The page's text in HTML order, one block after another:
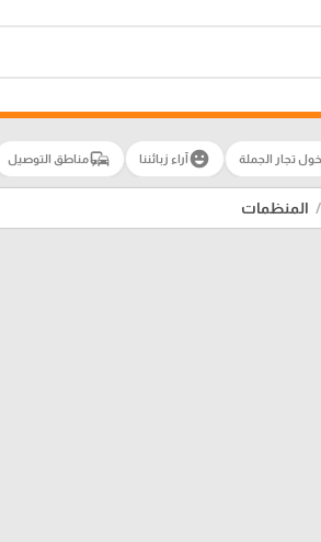
تجار الجملة emoji_emotionsآراء زبائننا commuteمناطق التوصيل
المنظمات